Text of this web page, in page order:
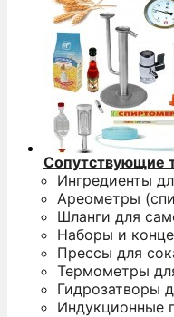
Сопутствующие
Ингредиенты
Ареометры
Шланги для
Наборы и
Прессы для
Термометры
Гидрозатворы
Индукционные